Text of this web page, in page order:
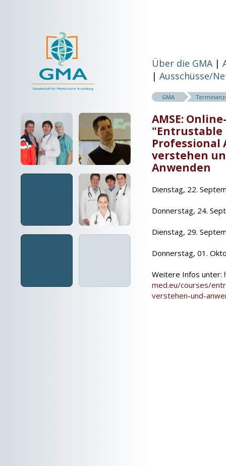
Über die GMA
Ausschüsse/
GMA
AMSE:
"Entrustable
Professional
verstehen
Anwenden
Dienstag, 22.
Donnerstag, 24.
Dienstag, 29.
Donnerstag, 01.
Weitere Infos unter:
med.eu/courses/
verstehen-und-